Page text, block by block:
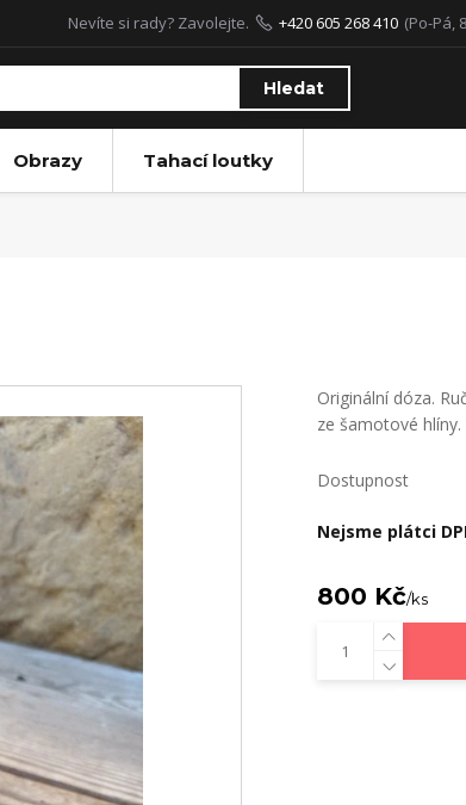
Hledat
Nevíte si rady? Zavolejte. +420 605 268 410 (Po-Pá,
Obrazy Tahací loutky
Originální dóza.
ze šamotové
Dostupnost
Nejsme plátci
800 Kč/ks